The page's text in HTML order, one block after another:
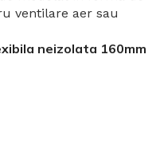
neizolata 160mm